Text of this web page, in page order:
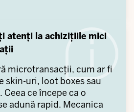
atenți la achizițiile mici
microtransacții, cum ar fi
skin-uri, loot boxes sau
ce începe ca o
adună rapid. Mecanica